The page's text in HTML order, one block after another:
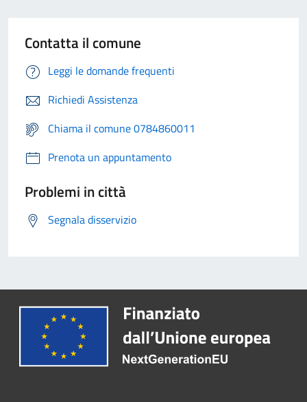
Contatta il comune
Leggi le domande frequenti
Richiedi Assistenza
Chiama il comune 0784860011
Prenota un appuntamento
Problemi in città
Segnala disservizio